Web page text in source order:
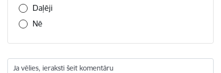
Daļēji
Nē
Ja vēlies, ieraksti šeit komentāru